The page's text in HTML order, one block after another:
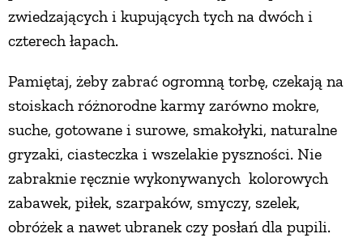
zwiedzających i kupujących tych na dwóch i
czterech łapach.
Pamiętaj, żeby zabrać ogromną torbę, czekają na
stoiskach różnorodne karmy zarówno mokre,
suche, gotowane i surowe, smakołyki, naturalne
gryzaki, ciasteczka i wszelakie pyszności. Nie
zabraknie ręcznie wykonywanych kolorowych
zabawek, piłek, szarpaków, smyczy, szelek,
obróżek a nawet ubranek czy posłań dla pupili.
ZRÓB TO SAM
PRZEPISY
ŚNIADANIA